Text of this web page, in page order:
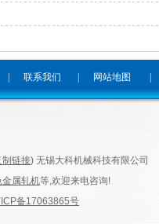
联系我们 网站地图
制链接) 无锡大科机械科技有限公司
金属轧机等,欢迎来电咨询!
备17063865号